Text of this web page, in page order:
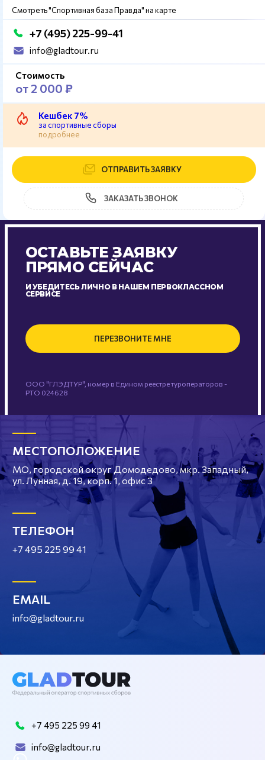
Смотреть "Спортивная база Правда" на карте
+7 (495) 225-99-41
info@gladtour.ru
Стоимость
от 2 000 ₽
Кешбек 7%
за спортивные сборы
подробнее
ОТПРАВИТЬ ЗАЯВКУ
ЗАКАЗАТЬ ЗВОНОК
ОСТАВЬТЕ ЗАЯВКУ
ПРЯМО СЕЙЧАС
И УБЕДИТЕСЬ ЛИЧНО В НАШЕМ ПЕРВОКЛАССНОМ
СЕРВИСЕ
ПЕРЕЗВОНИТЕ МНЕ
ООО "ГЛЭДТУР", номер в Едином реестре туроператоров -
РТО 024628
МЕСТОПОЛОЖЕНИЕ
МО, городской округ Домодедово, мкр. Западный,
ул. Лунная, д. 19, корп. 1, офис 3
ТЕЛЕФОН
+7 495 225 99 41
EMAIL
info@gladtour.ru
+7 495 225 99 41
info@gladtour.ru